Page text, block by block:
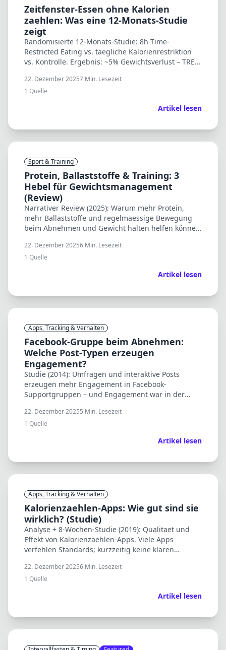
Zeitfenster-Essen ohne Kalorien
zaehlen: Was eine 12-Monats-Studie
zeigt
Randomisierte 12-Monats-Studie: 8h Time-
Restricted Eating vs. taegliche Kalorienrestriktion
vs. Kontrolle. Ergebnis: ~5% Gewichtsverlust – TRE
22. Dezember 20257 Min. Lesezeit
1 Quelle
Artikel lesen
Sport & Training
Protein, Ballaststoffe & Training: 3
Hebel für Gewichtsmanagement
(Review)
Narrativer Review (2025): Warum mehr Protein,
mehr Ballaststoffe und regelmaessige Bewegung
beim Abnehmen und Gewicht halten helfen können
22. Dezember 20256 Min. Lesezeit
1 Quelle
Artikel lesen
Apps, Tracking & Verhalten
Facebook-Gruppe beim Abnehmen:
Welche Post-Typen erzeugen
Engagement?
Studie (2014): Umfragen und interaktive Posts
erzeugen mehr Engagement in Facebook-
Supportgruppen – und Engagement war in der
22. Dezember 20255 Min. Lesezeit
1 Quelle
Artikel lesen
Apps, Tracking & Verhalten
Kalorienzaehlen-Apps: Wie gut sind sie
wirklich? (Studie)
Analyse + 8-Wochen-Studie (2019): Qualitaet und
Effekt von Kalorienzaehlen-Apps. Viele Apps
verfehlen Standards; kurzzeitig keine klaren
22. Dezember 20256 Min. Lesezeit
1 Quelle
Artikel lesen